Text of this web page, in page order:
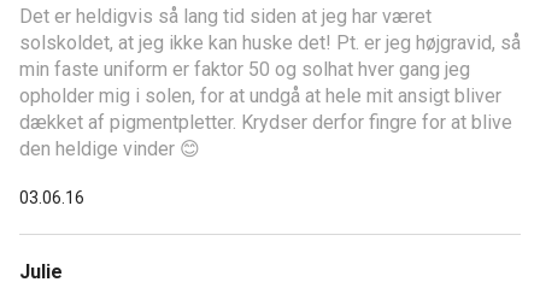
Det er heldigvis så lang tid siden at jeg har været
solskoldet, at jeg ikke kan huske det! Pt. er jeg højgravid, så
min faste uniform er faktor 50 og solhat hver gang jeg
opholder mig i solen, for at undgå at hele mit ansigt bliver
dækket af pigmentpletter. Krydser derfor fingre for at blive
den heldige vinder 😊
03.06.16
Julie